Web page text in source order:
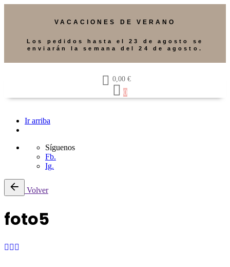
VACACIONES DE VERANO
Los pedidos hasta el 23 de agosto se
enviarán la semana del 24 de agosto.
0,00 €
0
Ir arriba
Síguenos
Fb.
Ig.
Volver
foto5